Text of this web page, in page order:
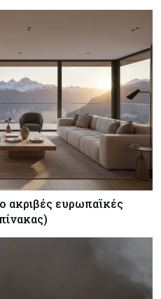
ακριβές ευρωπαϊκές